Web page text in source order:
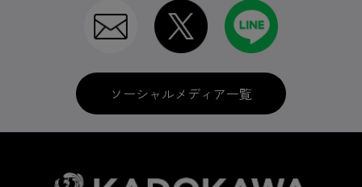
ソーシャルメディア一覧